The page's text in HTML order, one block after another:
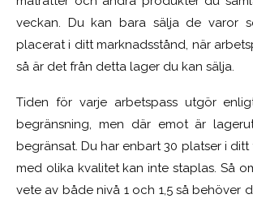
veckan. Du kan bara sälja de varor
placerat i ditt marknadsstånd, när
så är det från detta lager du kan sälja.
Tiden för varje arbetspass utgör
begränsning, men där emot är
begränsat. Du har enbart 30 platser i
med olika kvalitet kan inte staplas. Så
vete av både nivå 1 och 1,5 så behöver